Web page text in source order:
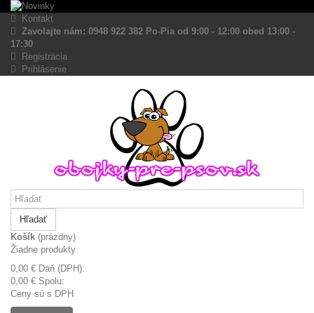
Kontakt
Zavolajte nám: 0948 922 382 Po-Pia od 9:00 - 12:00 obed 13:00 -
17:30
Registrácia
Prihlásenie
Hľadať
Košík (prázdny)
Žiadne produkty
0,00 € Daň (DPH):
0,00 € Spolu:
Ceny sú s DPH